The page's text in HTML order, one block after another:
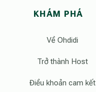
KHÁM PHÁ
Về Ohdidi
Trở thành Host
Điều khoản cam kết